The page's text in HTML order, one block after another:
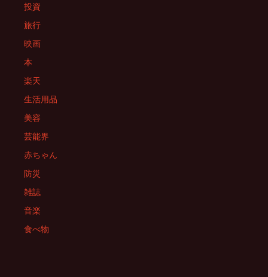
投資
旅行
映画
本
楽天
生活用品
美容
芸能界
赤ちゃん
防災
雑誌
音楽
食べ物